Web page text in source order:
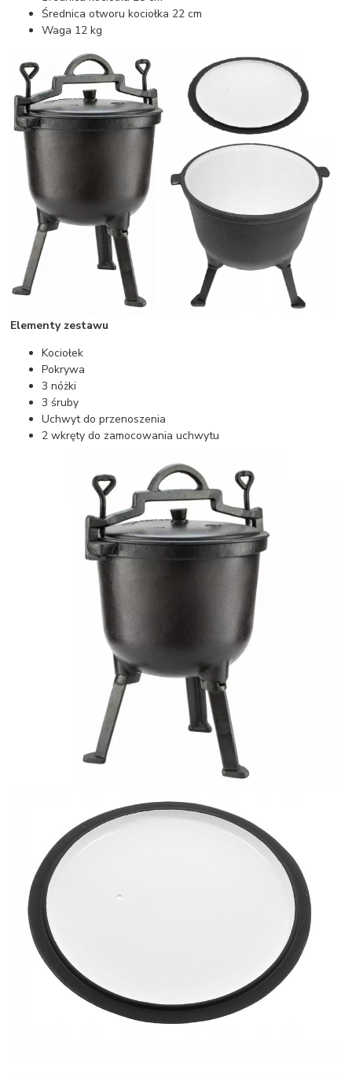
Średnica otworu kociołka 22 cm
Waga 12 kg
Elementy zestawu
Kociołek
Pokrywa
3 nóżki
3 śruby
Uchwyt do przenoszenia
2 wkręty do zamocowania uchwytu